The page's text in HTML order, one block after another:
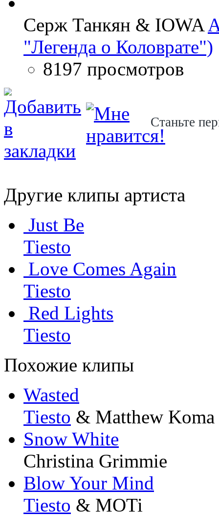
Серж Танкян & IOWA
"Легенда о Коловрате")
8197 просмотров
Станьте
Другие клипы артиста
Just Be
Tiesto
Love Comes Again
Tiesto
Red Lights
Tiesto
Похожие клипы
Wasted
Tiesto & Matthew Koma
Snow White
Christina Grimmie
Blow Your Mind
Tiesto & MOTi